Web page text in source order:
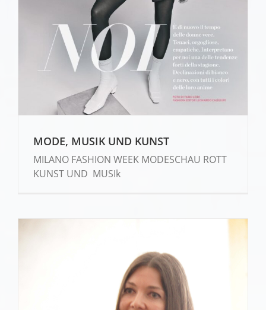
MODE, MUSIK UND KUNST
MILANO FASHION WEEK MODESCHAU ROTT
KUNST UND MUSIk